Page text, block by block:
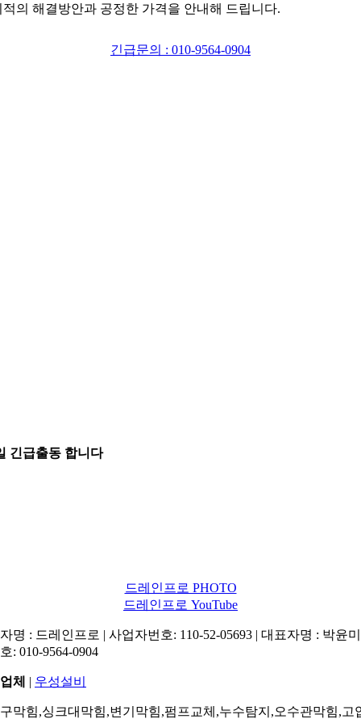
적의 해결방안과 공정한 가격을 안내해 드립니다.
긴급문의 : 010-9564-0904
긴급출동 합니다
드레인프로 PHOTO
드레인프로 YouTube
명 : 드레인프로 | 사업자번호: 110-52-05693 | 대표자명 : 박윤
: 010-9564-0904
체 | 우성설비
막힘,싱크대막힘,변기막힘,펌프교체,누수탐지,오수관막힘,고